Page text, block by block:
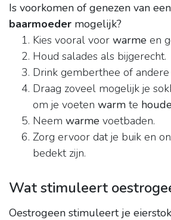
Is voorkomen of genezen van
baarmoeder mogelijk?
Kies vooral voor warme en
Houd salades als bijgerecht.
Drink gemberthee of
Draag zoveel mogelijk je
om je voeten warm te
Neem warme voetbaden.
Zorg ervoor dat je buik en
bedekt zijn.
Wat stimuleert
Oestrogeen stimuleert je